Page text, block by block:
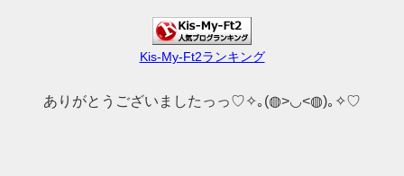
Kis-My-Ft2ランキング
ありがとうございましたっっ♡✧｡(◍>◡<◍)｡✧♡